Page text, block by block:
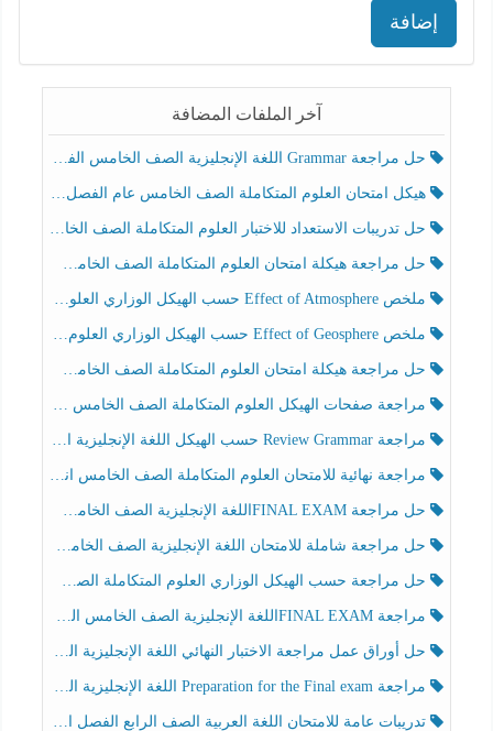
إضافة
آخر الملفات المضافة
حل مراجعة Grammar اللغة الإنجليزية الصف الخامس الفصل الثالث
هيكل امتحان العلوم المتكاملة الصف الخامس عام الفصل الدراسي الثالث 2025-2026
حل تدريبات الاستعداد للاختبار العلوم المتكاملة الصف الخامس عام الفصل الثالث
حل مراجعة هيكلة امتحان العلوم المتكاملة الصف الخامس انسبير الفصل الثالث
ملخص Effect of Atmosphere حسب الهيكل الوزاري العلوم المتكاملة الصف الخامس انسبير الفصل الثالث
ملخص Effect of Geosphere حسب الهيكل الوزاري العلوم المتكاملة الصف الخامس انسبير الفصل الثالث
حل مراجعة هيكلة امتحان العلوم المتكاملة الصف الخامس عام الفصل الثالث
مراجعة صفحات الهيكل العلوم المتكاملة الصف الخامس انسبير الفصل الثالث
مراجعة Review Grammar حسب الهيكل اللغة الإنجليزية الصف الخامس الفصل الثالث
مراجعة نهائية للامتحان العلوم المتكاملة الصف الخامس انسبير الفصل الثالث
حل مراجعة FINAL EXAMاللغة الإنجليزية الصف الخامس الفصل الثالث
حل مراجعة شاملة للامتحان اللغة الإنجليزية الصف الخامس الفصل الثالث
حل مراجعة حسب الهيكل الوزاري العلوم المتكاملة الصف الخامس عام الفصل الثالث
مراجعة FINAL EXAMاللغة الإنجليزية الصف الخامس الفصل الثالث
حل أوراق عمل مراجعة الاختبار النهائي اللغة الإنجليزية الصف الرابع الفصل الثالث
مراجعة Preparation for the Final exam اللغة الإنجليزية الصف الرابع الفصل الثالث
تدريبات عامة للامتحان اللغة العربية الصف الرابع الفصل الثالث